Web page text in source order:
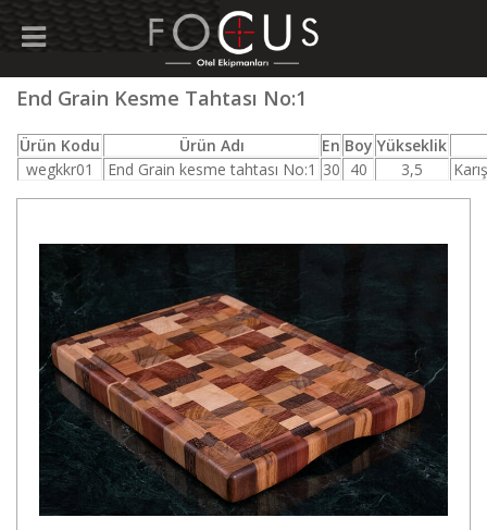
End Grain Kesme Tahtası No:1
Ürün Kodu Ürün Adı En Boy Yükseklik
wegkkr01
End Grain kesme tahtası No:1 30 40 3,5